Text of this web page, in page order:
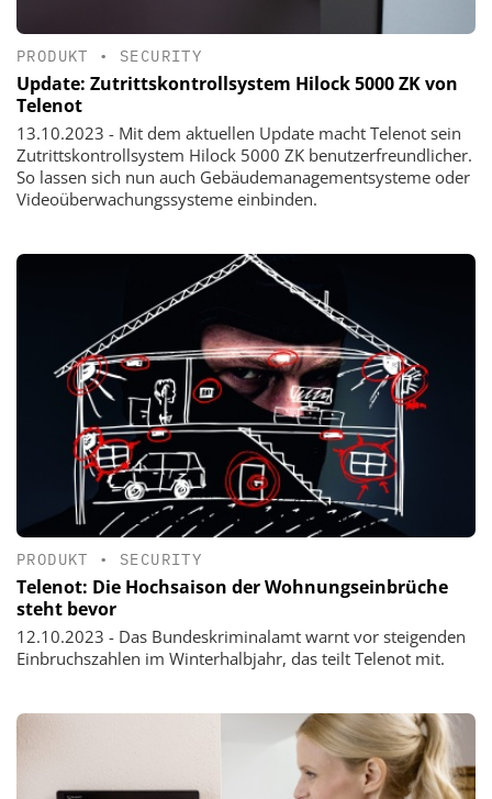
PRODUKT • SECURITY
Update: Zutrittskontrollsystem Hilock 5000 ZK von
Telenot
13.10.2023 - Mit dem aktuellen Update macht Telenot sein
Zutrittskontrollsystem Hilock 5000 ZK benutzerfreundlicher.
So lassen sich nun auch Gebäudemanagementsysteme oder
Videoüberwachungssysteme einbinden.
PRODUKT • SECURITY
Telenot: Die Hochsaison der Wohnungseinbrüche
steht bevor
12.10.2023 - Das Bundeskriminalamt warnt vor steigenden
Einbruchszahlen im Winterhalbjahr, das teilt Telenot mit.